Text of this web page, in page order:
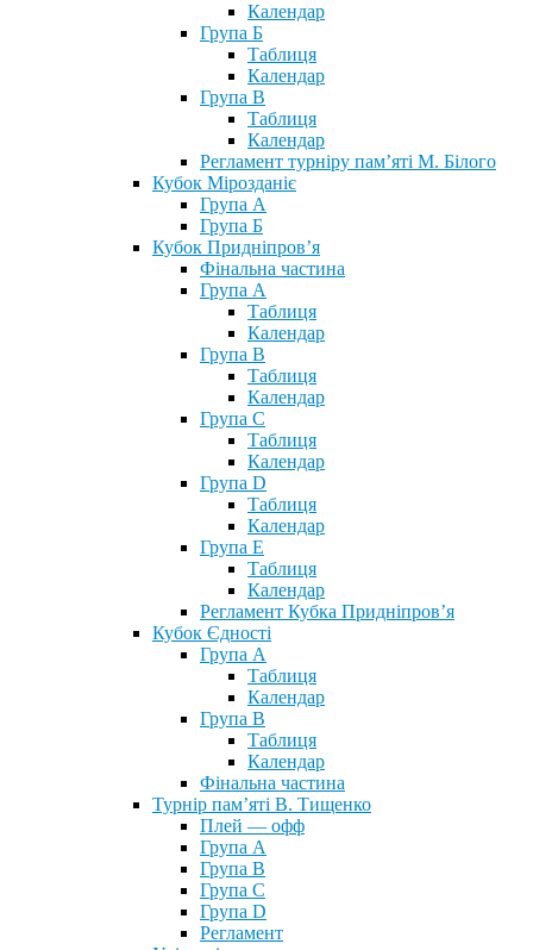
Календар
Група Б
Таблиця
Календар
Група В
Таблиця
Календар
Регламент турніру пам’яті М. Білого
Кубок Мірозданіє
Група А
Група Б
Кубок Придніпров’я
Фінальна частина
Група А
Таблиця
Календар
Група В
Таблиця
Календар
Група С
Таблиця
Календар
Група D
Таблиця
Календар
Група Е
Таблиця
Календар
Регламент Кубка Придніпров’я
Кубок Єдності
Група А
Таблиця
Календар
Група В
Таблиця
Календар
Фінальна частина
Турнір пам’яті В. Тищенко
Плей — офф
Група А
Група B
Група С
Група D
Регламент